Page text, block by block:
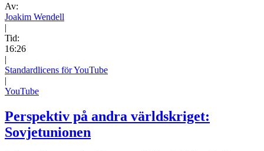
Av:
Joakim Wendell
|
Tid:
16:26
|
Standardlicens för YouTube
|
YouTube
Perspektiv på andra världskriget:
Sovjetunionen